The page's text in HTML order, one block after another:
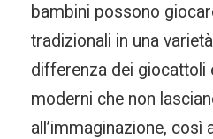
bambini possono
tradizionali in una
differenza dei giocattoli
moderni che non
all’immaginazione, così